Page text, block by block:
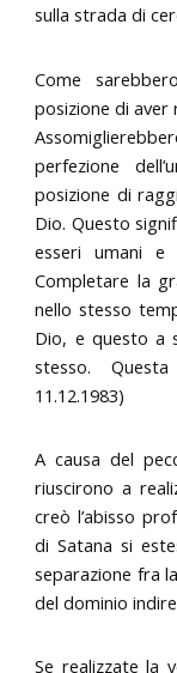
sulla strada di
Come
posizione di
perfezione
posizione di
Dio. Questo
esseri umani e
Completare la
nello stesso
Dio, e questo a
stesso.
11.12.1983)
A causa del
riuscirono a
creò l’abisso
di Satana si
separazione fra
del dominio
Se realizzate la